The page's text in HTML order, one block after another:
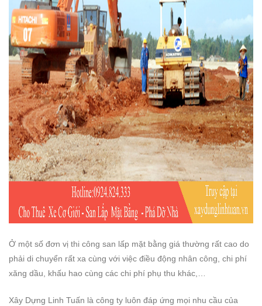
Ở một số đơn vị thi công san lấp mặt bằng giá thường rất cao do
phải di chuyển rất xa cùng với việc điều động nhân công, chi phí
xăng dầu, khấu hao cùng các chi phí phụ thu khác,…
Xây Dựng Linh Tuấn là công ty luôn đáp ứng mọi nhu cầu của